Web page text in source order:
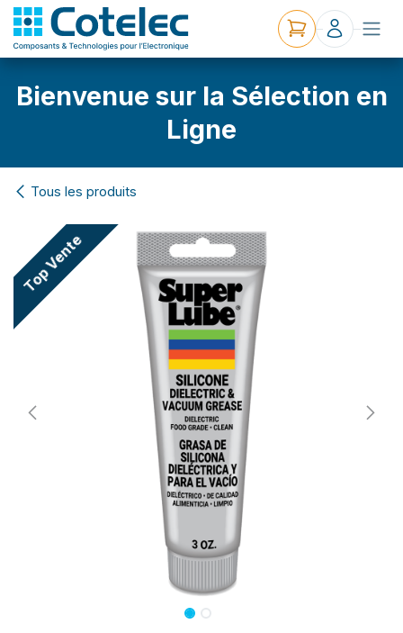
Bienvenue sur la Sélection en
Ligne
Tous les produits
Top Vente